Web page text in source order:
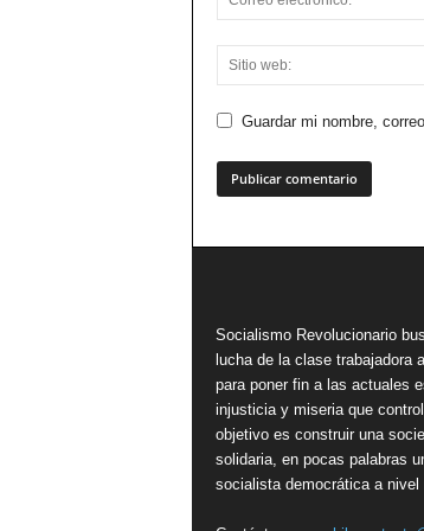
Guardar mi nombre,
Socialismo Revolucionario
lucha de la clase trabajadora
para poner fin a las actuales
injusticia y miseria que
objetivo es construir una
solidaria, en pocas palabras
socialista democrática a nivel